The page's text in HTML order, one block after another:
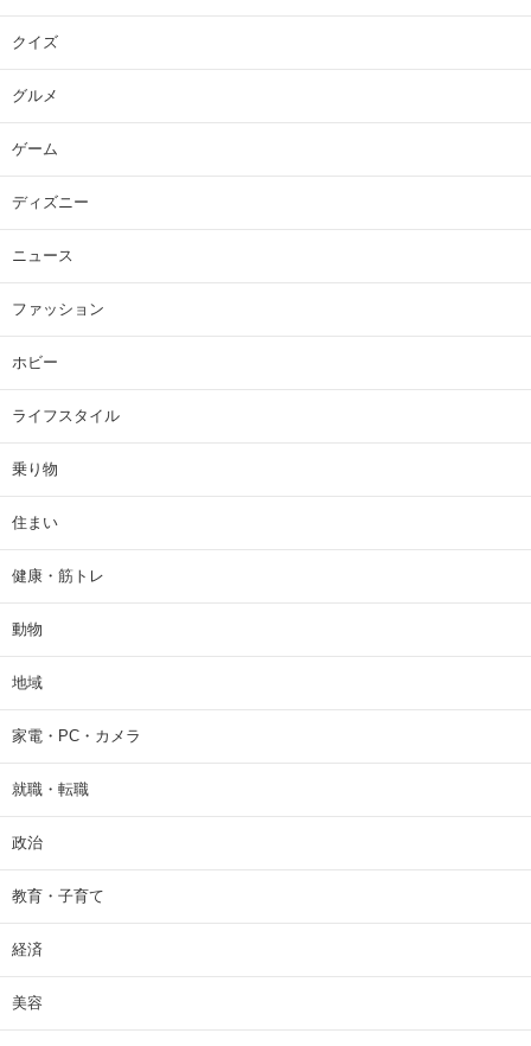
クイズ
グルメ
ゲーム
ディズニー
ニュース
ファッション
ホビー
ライフスタイル
乗り物
住まい
健康・筋トレ
動物
地域
家電・PC・カメラ
就職・転職
政治
教育・子育て
経済
美容